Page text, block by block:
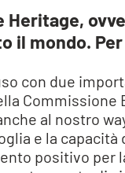
Heritage,
il mondo.
con due
Commissione
al nostro
e la
positivo